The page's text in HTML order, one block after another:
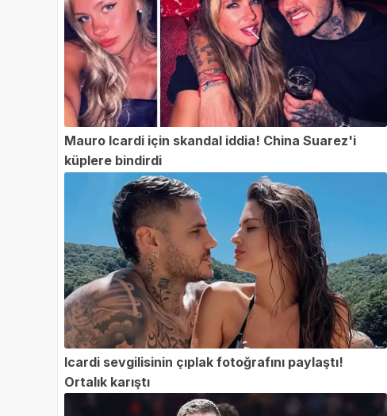
Mauro Icardi için skandal iddia! China Suarez'i
küplere bindirdi
Icardi sevgilisinin çıplak fotoğrafını paylaştı!
Ortalık karıştı